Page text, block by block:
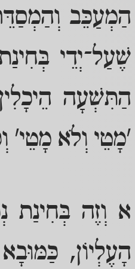
הַמְעַכֵּב
שֶׁעַל־יְדֵי
הַתִּשְׁעָה
'מָטֵי וְלֹא מָטֵי'
א וְזֶה בְּחִינַת
הָעֶלְיוֹן,